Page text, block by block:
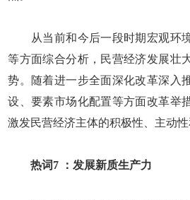
从当前和今后一段时期宏观环
等方面综合分析，民营经济发展壮
势。随着进一步全面深化改革深入
设、要素市场化配置等方面改革举
激发民营经济主体的积极性、主动性
热词7 ：发展新质生产力